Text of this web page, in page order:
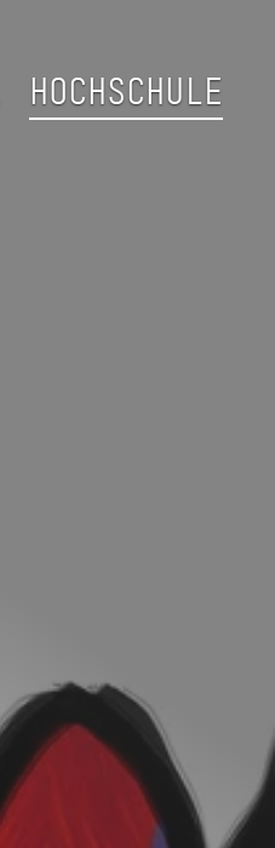
HOCHSCHULE